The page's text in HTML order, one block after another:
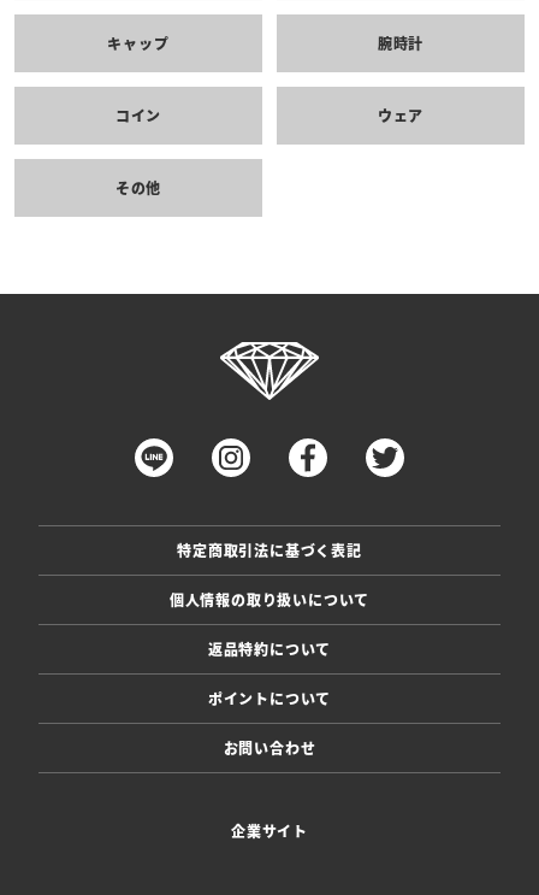
キャップ 腕時計
コイン ウェア
その他
特定商取引法に基づく表記
個人情報の取り扱いについて
返品特約について
ポイントについて
お問い合わせ
企業サイト